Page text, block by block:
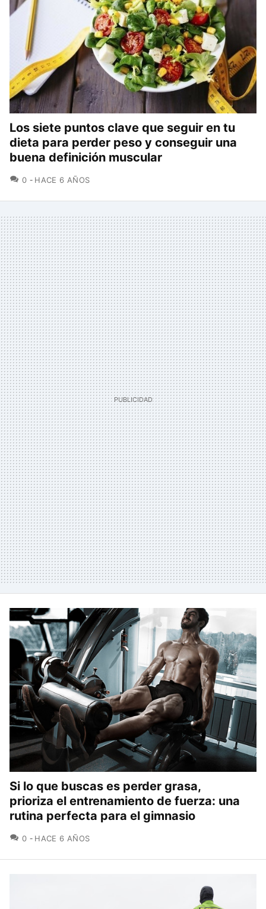
Los siete puntos clave que seguir en tu
dieta para perder peso y conseguir una
buena definición muscular
0 COMENTARIOS
HACE 6 AÑOS
Si lo que buscas es perder grasa,
prioriza el entrenamiento de fuerza: una
rutina perfecta para el gimnasio
0 COMENTARIOS
HACE 6 AÑOS